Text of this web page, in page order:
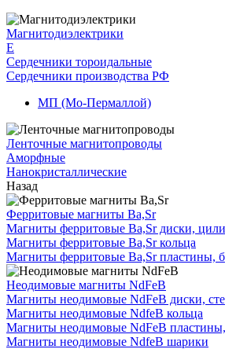
Магнитодиэлектрики
E
Сердечники тороидальные
Сердечники производства РФ
МП (Мо-Пермаллой)
Ленточные магнитопроводы
Аморфные
Нанокристаллические
Назад
Ферритовые магниты Ba,Sr
Магниты ферритовые Ba,Sr диски,
Магниты ферритовые Ba,Sr кольца
Магниты ферритовые Ba,Sr пластины,
Неодимовые магниты NdFeB
Магниты неодимовые NdFeB диски,
Магниты неодимовые NdfeB кольца
Магниты неодимовые NdFeB
Магниты неодимовые NdfeB шарики